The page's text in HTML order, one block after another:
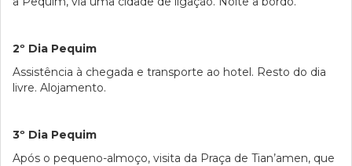
2º Dia Pequim
Assistência à chegada e transporte ao hotel. Resto do dia
livre. Alojamento.
3º Dia Pequim
Após o pequeno-almoço, visita da Praça de Tian’amen, que